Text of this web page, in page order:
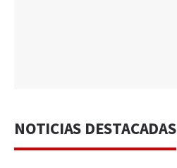
NOTICIAS DESTACADAS